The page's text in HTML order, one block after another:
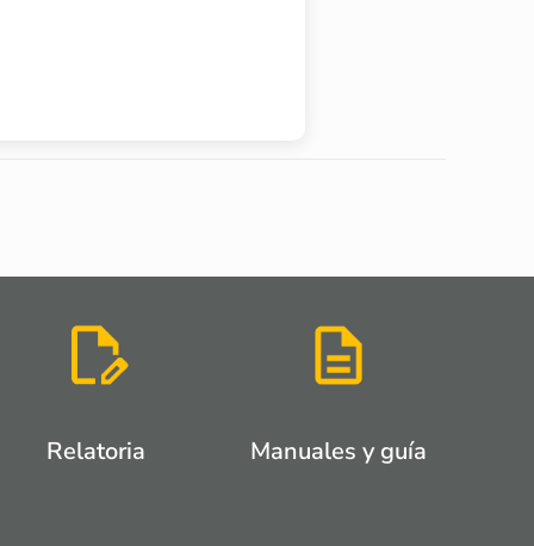
Relatoria Manuales y guía